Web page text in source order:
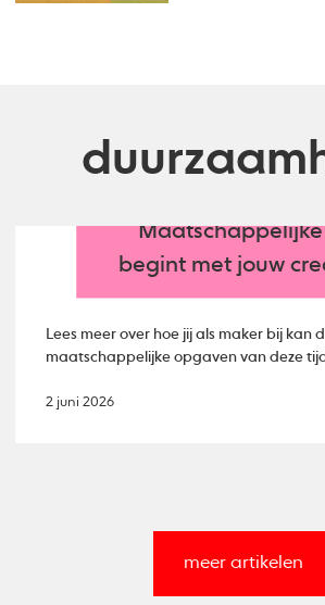
begint met jouw
Lees meer over hoe jij als maker bij kan
maatschappelijke opgaven van deze
2 juni 2026
meer artikelen